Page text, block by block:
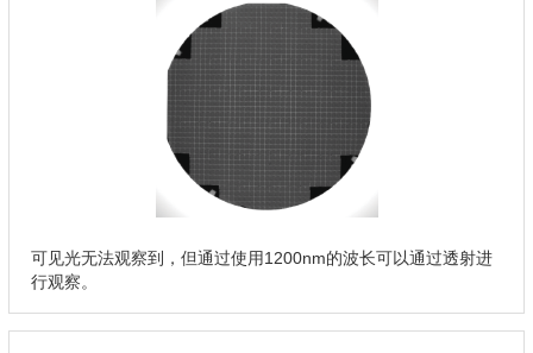
可见光无法观察到，但通过使用1200nm的波长可以通过透射进
行观察。